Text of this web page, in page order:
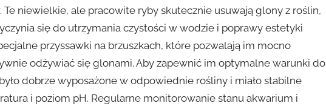
niewielkie, ale pracowite ryby skutecznie usuwają glony z roślin,
się do utrzymania czystości w wodzie i poprawy estetyki
przyssawki na brzuszkach, które pozwalają im mocno
odżywiać się glonami. Aby zapewnić im optymalne warunki do
dobrze wyposażone w odpowiednie rośliny i miało stabilne
i poziom pH. Regularne monitorowanie stanu akwarium i